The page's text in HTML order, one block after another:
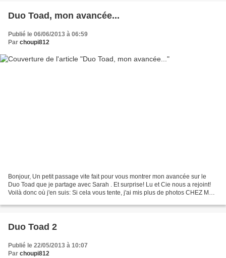
Duo Toad, mon avancée...
Publié le 06/06/2013 à 06:59
Par choupi812
Bonjour, Un petit passage vite fait pour vous montrer mon avancée sur le
Duo Toad que je partage avec Sarah . Et surprise! Lu et Cie nous a rejoint!
Voilà donc où j'en suis: Si cela vous tente, j'ai mis plus de photos CHEZ MOI
Duo Toad 2
Publié le 22/05/2013 à 10:07
Par choupi812